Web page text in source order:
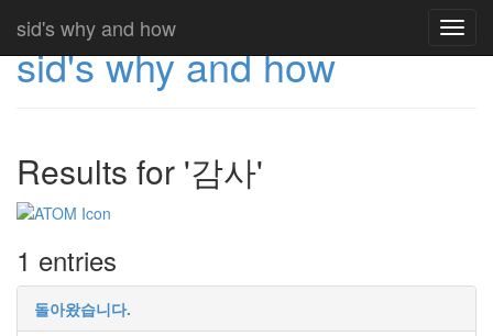
sid's why and how
sid's why and how
Results for '감사'
1 entries
돌아왔습니다.